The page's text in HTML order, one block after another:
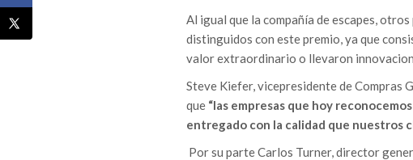
Al igual que la compañía de escapes,
distinguidos con este premio, ya que
valor extraordinario o llevaron
Steve Kiefer, vicepresidente de Compras
que “las empresas que hoy
entregado con la calidad que nuestros
Por su parte Carlos Turner, director